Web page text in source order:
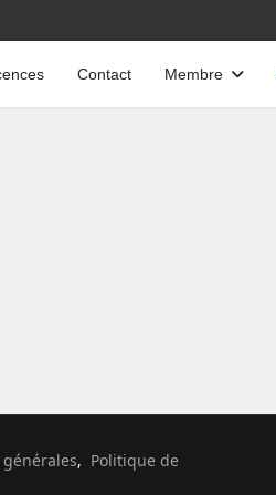
Contact Membre
, Politique de